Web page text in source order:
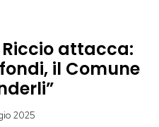
Riccio attacca:
il Comune
2025